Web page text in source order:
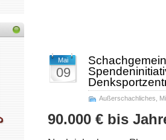
Mai
09
Außerschachliches
90.000 € bis